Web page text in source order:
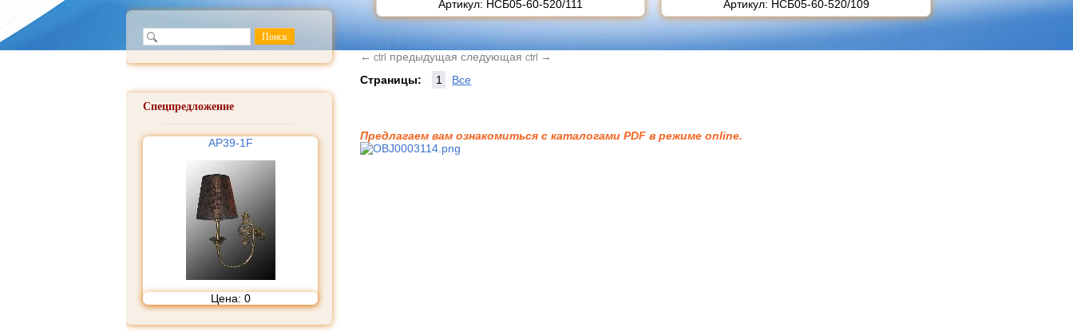
Спецпредложение
AP39-1F
Цена: 0
Артикул: НСБ05-60-520/111 Артикул: НСБ05-60-520/109
← ctrl предыдущая следующая ctrl
→
Страницы:
1 Все
Предлагаем вам ознакомиться с каталогами PDF в режиме online.